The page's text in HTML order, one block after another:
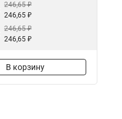
246,65 ₽
246,65 ₽
246,65 ₽
246,65 ₽
В корзину